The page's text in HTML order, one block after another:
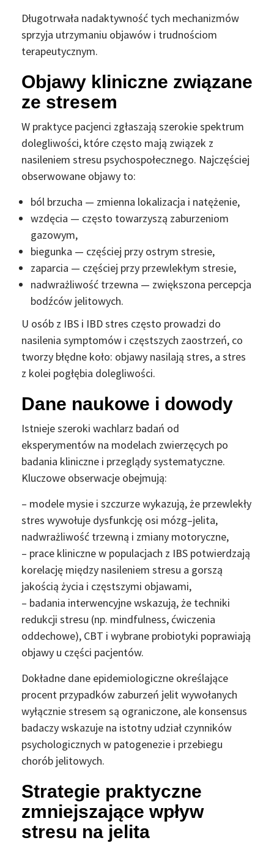
Długotrwała nadaktywność tych mechanizmów
sprzyja utrzymaniu objawów i trudnościom
terapeutycznym.
Objawy kliniczne związane
ze stresem
W praktyce pacjenci zgłaszają szerokie spektrum
dolegliwości, które często mają związek z
nasileniem stresu psychospołecznego. Najczęściej
obserwowane objawy to:
ból brzucha — zmienna lokalizacja i natężenie,
wzdęcia — często towarzyszą zaburzeniom
gazowym,
biegunka — częściej przy ostrym stresie,
zaparcia — częściej przy przewlekłym stresie,
nadwrażliwość trzewna — zwiększona percepcja
bodźców jelitowych.
U osób z IBS i IBD stres często prowadzi do
nasilenia symptomów i częstszych zaostrzeń, co
tworzy błędne koło: objawy nasilają stres, a stres
z kolei pogłębia dolegliwości.
Dane naukowe i dowody
Istnieje szeroki wachlarz badań od
eksperymentów na modelach zwierzęcych po
badania kliniczne i przeglądy systematyczne.
Kluczowe obserwacje obejmują:
– modele mysie i szczurze wykazują, że przewlekły
stres wywołuje dysfunkcję osi mózg–jelita,
nadwrażliwość trzewną i zmiany motoryczne,
– prace kliniczne w populacjach z IBS potwierdzają
korelację między nasileniem stresu a gorszą
jakością życia i częstszymi objawami,
– badania interwencyjne wskazują, że techniki
redukcji stresu (np. mindfulness, ćwiczenia
oddechowe), CBT i wybrane probiotyki poprawiają
objawy u części pacjentów.
Dokładne dane epidemiologiczne określające
procent przypadków zaburzeń jelit wywołanych
wyłącznie stresem są ograniczone, ale konsensus
badaczy wskazuje na istotny udział czynników
psychologicznych w patogenezie i przebiegu
chorób jelitowych.
Strategie praktyczne
zmniejszające wpływ
stresu na jelita